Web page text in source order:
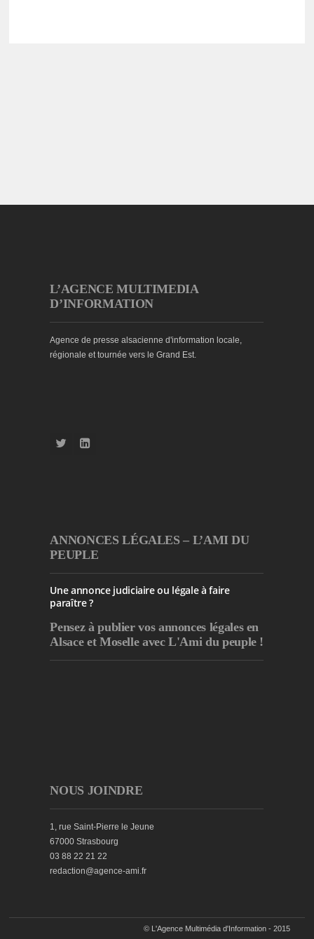
L’AGENCE MULTIMEDIA
D’INFORMATION
Agence de presse alsacienne d'information locale,
régionale et tournée vers le Grand Est.
ANNONCES LÉGALES – L’AMI DU
PEUPLE
Une annonce judiciaire ou légale à faire
paraître ?
Pensez à publiervos annonces légales en
Alsace et Moselle avec L'Ami du peuple !
NOUS JOINDRE
1, rue Saint-Pierre le Jeune
67000 Strasbourg
03 88 22 21 22
redaction@agence-ami.fr
© L'Agence Multimédia d'Information - 2015